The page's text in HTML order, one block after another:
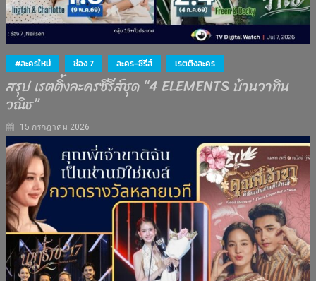
#ละครใหม่ ช่อง 7 ละคร-ซีรีส์ เรตติงละคร
สรุป เรตติ้งละครซีรีส์ชุด “4 ELEMENTS บ้านวาทิน
วณิช”
15 กรกฎาคม 2026